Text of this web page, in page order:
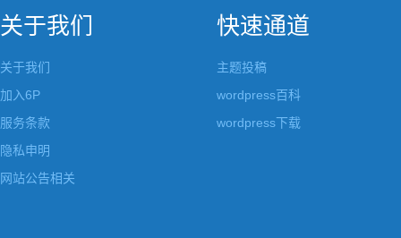
关于我们
关于我们
加入6P
服务条款
隐私申明
网站公告相关
快速通道
主题投稿
wordpress百科
wordpress下载